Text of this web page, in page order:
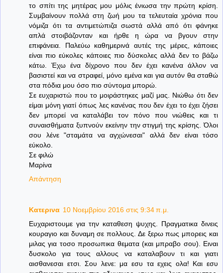
το σπίτι της μητέρας μου μόλις ένιωσα την πρώτη κρίση.
Συμβαίνουν πολλά στη ζωή μου τα τελευταία χρόνια που
νόμιζα ότι τα αντιμετώπιζα σωστά αλλά από ότι φάνηκε
απλά στοιβάζονταν και ήρθε η ώρα να βγουν στην
επιφάνεια. Παλεύω καθημερινά αυτές της μέρες, κάποιες
είναι πιο εύκολες κάποιες πιο δύσκολες αλλά δεν το βάζω
κάτω. Έχω ένα δίχρονο που δεν έχει κανένα άλλον να
βασιστεί και να στραφεί, μόνο εμένα και για αυτόν θα σταθώ
στα πόδια μου όσο πιο σύντομα μπορώ.
Σε ευχαριστώ που το μοιράστηκες μαζί μας. Νιώθω ότι δεν
είμαι μόνη γιατί όπως λες κανένας που δεν έχει το έχει ζήσει
δεν μπορεί να καταλάβει τον πόνο που νιώθεις και τι
συναισθήματα ξυπνούν εκείνην την στιγμή της κρίσης. Όλοι
σου λένε "σταμάτα να αγχώνεσαι" αλλά δεν είναι τόσο
εύκολο.
Σε φιλώ
Μαρίνα
Απάντηση
Κατερινα 10 Νοεμβρίου 2016 στις 9:34 π.μ.
Ευχαριστουμε για την καταθεση ψυχης. Πραγματικα δινεις
κουραγιο και δυναμη σε πολλους. Δε ξερω πως μπορεις και
μιλας για τοσο προσωπικα θεματα (και μπραβο σου). Ειναι
δυσκολο για τους αλλους να καταλαβουν τι και γιατι
αισθανεσαι ετσι. Σου λενε: μα εσυ τα εχεις ολα! Και εσυ